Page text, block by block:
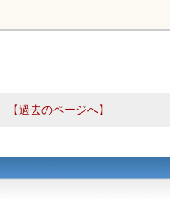
【過去のページへ】